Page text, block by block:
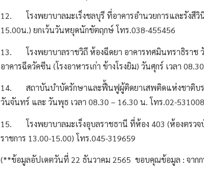
12. โรงพยาบาลมะเร็งชลบุรี ที่อาคารอำนวยการและรังสีวิ
15.00น.) ยกเว้นวันหยุดนักขัตฤกษ์ โทร.038-455456
13. โรงพยาบาลราชวิถี ห้องฉีดยา อาคารทศมินทราธิราช
อาคารฉีดวัคซีน (โรงอาหารเก่า ข้างโรงยิม) วันศุกร์ เวลา
14. สถาบันบำบัดรักษาและฟื้นฟูผู้ติดยาเสพติดแห่งชาติบร
วันจันทร์ และ วันพุธ เวลา 08.30 – 16.30 น. โทร.02-
15. โรงพยาบาลมะเร็งอุบลราชธานี ที่ห้อง 403 (ห้องตรวจ
ราชการ 13.00-15.00) โทร.045-319659
(**ข้อมูลอัปเดตวันที่ 22 ธันวาคม 2565 ขอบคุณข้อมูล : จาก